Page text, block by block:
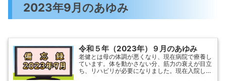
2023年9月のあゆみ
令和５年（2023年）９月のあゆみ
老健とは母の体調が悪くなり、現在病院で療養し
ています。体を動かさない分、筋力の衰えが目立
ち、リハビリが必要になりました。現在入院して